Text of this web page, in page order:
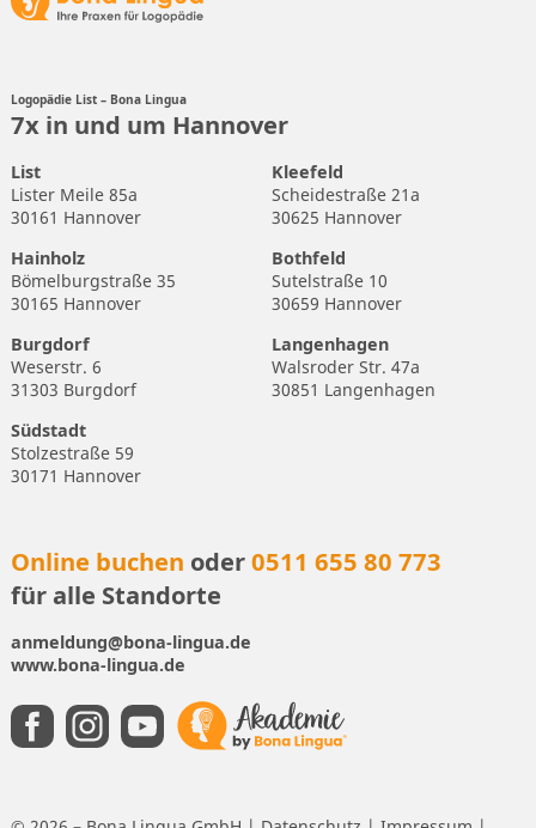
Logopädie List – Bona Lingua
7x in und um Hannover
List
Lister Meile 85a
30161 Hannover
Kleefeld
Scheidestraße 21a
30625 Hannover
Hainholz
Bömelburgstraße 35
30165 Hannover
Bothfeld
Sutelstraße 10
30659 Hannover
Burgdorf
Weserstr. 6
31303 Burgdorf
Langenhagen
Walsroder Str. 47a
30851 Langenhagen
Südstadt
Stolzestraße 59
30171 Hannover
Online buchen oder0511 655 80 773
für alle Standorte
anmeldung@bona-lingua.de
www.bona-lingua.de